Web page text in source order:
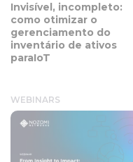
Invisível, incompleto:
como otimizar o
gerenciamento do
inventário de ativos
paraIoT
WEBINARS